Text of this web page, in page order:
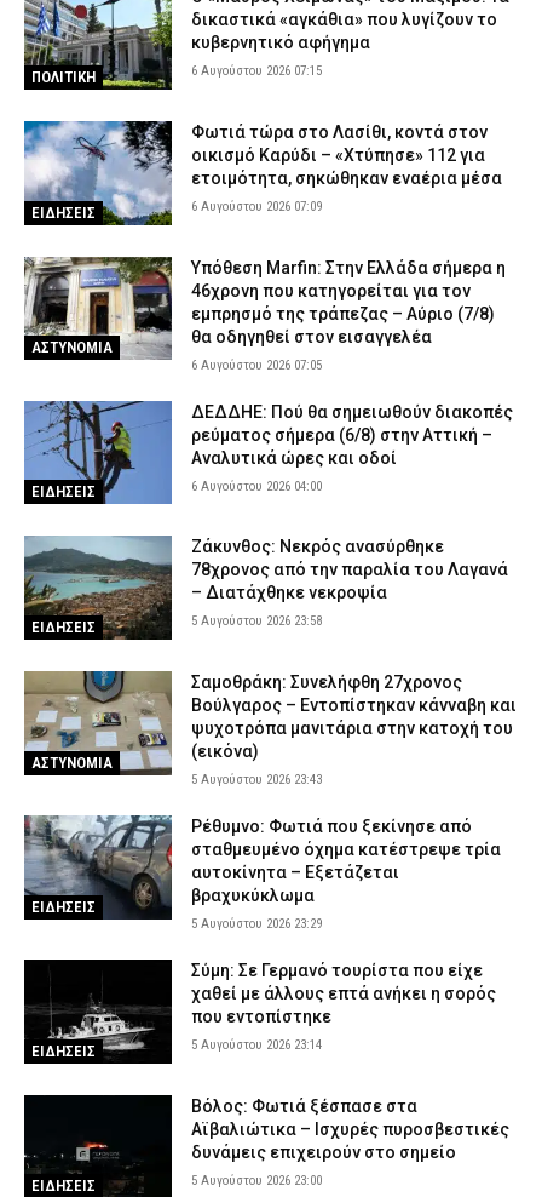
ΕΙΔΗΣΕΙΣ 5 Αυγούστου 2026 18:30
Γλυφάδα: ΙΧ παρέσυρε και σκότωσε 76χρονη στη Λεωφόρο
Βουλιαγμένης – Συνελήφθη η οδηγός
Κέρκυρα: Χειροπέδες σε δύο ανήλικους που έκλεβαν ρούχα από
καταστήματα
ΑΣΤΥΝΟΜΙΑ 5 Αυγούστου 2026 18:06
άδειες;»
ΣΩΜΑΤΑ ΑΣΦΑΛΕΙΑΣ 5 Αυγούστου 2026 17:53
Οινόη – Χαλκίδα: Διακοπή σιδηροδρομικής γραμμής λόγω
φωτιάς – Τι ανακοίνωσε η Hellenic Train
ΕΙΔΗΣΕΙΣ 5 Αυγούστου 2026 17:42
Εκτεταμένες επιχειρήσεις της ΕΛ.ΑΣ. οδήγησαν σε 23
συλλήψεις στη Στερεά Ελλάδα
ΑΣΤΥΝΟΜΙΑ 5 Αυγούστου 2026 17:31
ΠΟΛΙΤΙΚΗ
δικαστικά «αγκάθια» που λυγίζουν το
κυβερνητικό αφήγημα
6 Αυγούστου 2026 07:15
ΕΙΔΗΣΕΙΣ
Φωτιά τώρα στο Λασίθι, κοντά στον
οικισμό Καρύδι – «Χτύπησε» 112 για
ετοιμότητα, σηκώθηκαν εναέρια μέσα
6 Αυγούστου 2026 07:09
ΑΣΤΥΝΟΜΙΑ
Υπόθεση Marfin: Στην Ελλάδα σήμερα η
46χρονη που κατηγορείται για τον
εμπρησμό της τράπεζας – Αύριο (7/8)
θα οδηγηθεί στον εισαγγελέα
6 Αυγούστου 2026 07:05
ΕΙΔΗΣΕΙΣ
ΔΕΔΔΗΕ: Πού θα σημειωθούν διακοπές
ρεύματος σήμερα (6/8) στην Αττική –
Αναλυτικά ώρες και οδοί
6 Αυγούστου 2026 04:00
ΕΙΔΗΣΕΙΣ
Ζάκυνθος: Νεκρός ανασύρθηκε
78χρονος από την παραλία του Λαγανά
– Διατάχθηκε νεκροψία
5 Αυγούστου 2026 23:58
ΑΣΤΥΝΟΜΙΑ
Σαμοθράκη: Συνελήφθη 27χρονος
Βούλγαρος – Εντοπίστηκαν κάνναβη και
ψυχοτρόπα μανιτάρια στην κατοχή του
(εικόνα)
5 Αυγούστου 2026 23:43
ΕΙΔΗΣΕΙΣ
Ρέθυμνο: Φωτιά που ξεκίνησε από
σταθμευμένο όχημα κατέστρεψε τρία
αυτοκίνητα – Εξετάζεται
βραχυκύκλωμα
5 Αυγούστου 2026 23:29
ΕΙΔΗΣΕΙΣ
Σύμη: Σε Γερμανό τουρίστα που είχε
χαθεί με άλλους επτά ανήκει η σορός
που εντοπίστηκε
5 Αυγούστου 2026 23:14
ΕΙΔΗΣΕΙΣ
Βόλος: Φωτιά ξέσπασε στα
Αϊβαλιώτικα – Ισχυρές πυροσβεστικές
δυνάμεις επιχειρούν στο σημείο
5 Αυγούστου 2026 23:00